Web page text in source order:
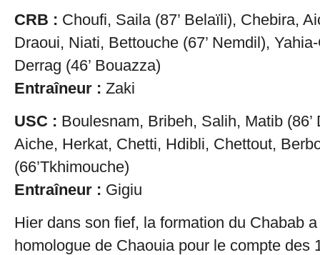
CRB : Choufi, Saila (87’ Belaïli), Chebira,
Draoui, Niati, Bettouche (67’ Nemdil),
Derrag (46’ Bouazza)
Entraîneur : Zaki
USC : Boulesnam, Bribeh, Salih, Matib
Aiche, Herkat, Chetti, Hdibli, Chettout,
(66’Tkhimouche)
Entraîneur : Gigiu
Hier dans son fief, la formation du Chabab
homologue de Chaouia pour le compte des